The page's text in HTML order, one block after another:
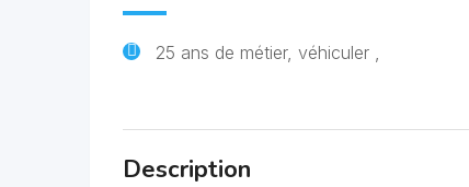
25 ans de métier, véhiculer ,
Description